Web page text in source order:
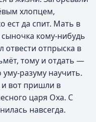
хлопцем,
ест да спит. Мать в
кому-нибудь
отвести отпрыска в
тому и отдать —
разуму научить.
вот пришли в
царя Оха. С
навсегда.